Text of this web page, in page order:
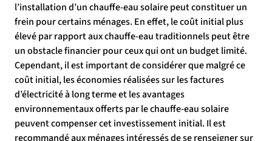
l’installation d’un chauffe-eau solaire peut constituer un
frein pour certains ménages. En effet, le coût initial plus
élevé par rapport aux chauffe-eau traditionnels peut être
un obstacle financier pour ceux qui ont un budget limité.
Cependant, il est important de considérer que malgré ce
coût initial, les économies réalisées sur les factures
d’électricité à long terme et les avantages
environnementaux offerts par le chauffe-eau solaire
peuvent compenser cet investissement initial. Il est
recommandé aux ménages intéressés de se renseigner sur